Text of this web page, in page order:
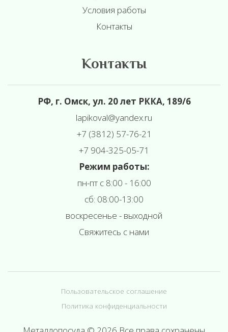
Условия работы
Контакты
Контакты
РФ, г. Омск, ул. 20 лет РККА, 189/6
lapikoval@yandex.ru
+7 (3812) 57-76-21
+7 904-325-05-71
Режим работы:
пн-пт с 8:00 - 16:00
сб: 08:00-13:00
воскресенье - выходной
Свяжитесь с нами
Пользовательское соглашение
Политика конфиденциальности